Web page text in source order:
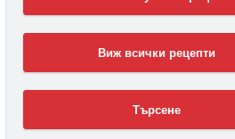
Виж всички рецепти
Търсене